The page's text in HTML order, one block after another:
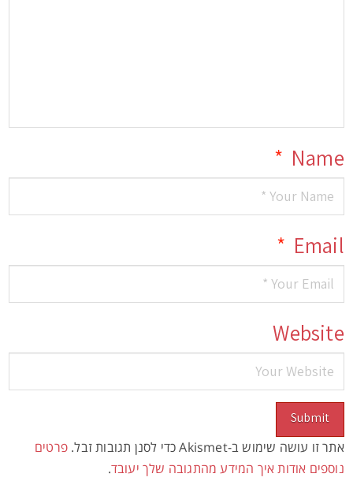
Name
*
Email
*
Website
אתר זו עושה שימוש ב-Akismet כדי לסנן תגובות זבל.
פרטים
נוספים אודות איך המידע מהתגובה שלך יעובד.